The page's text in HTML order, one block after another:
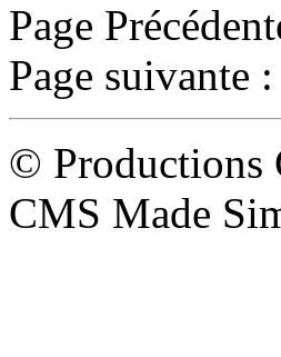
Page
Page suivante :
© Productions
CMS Made